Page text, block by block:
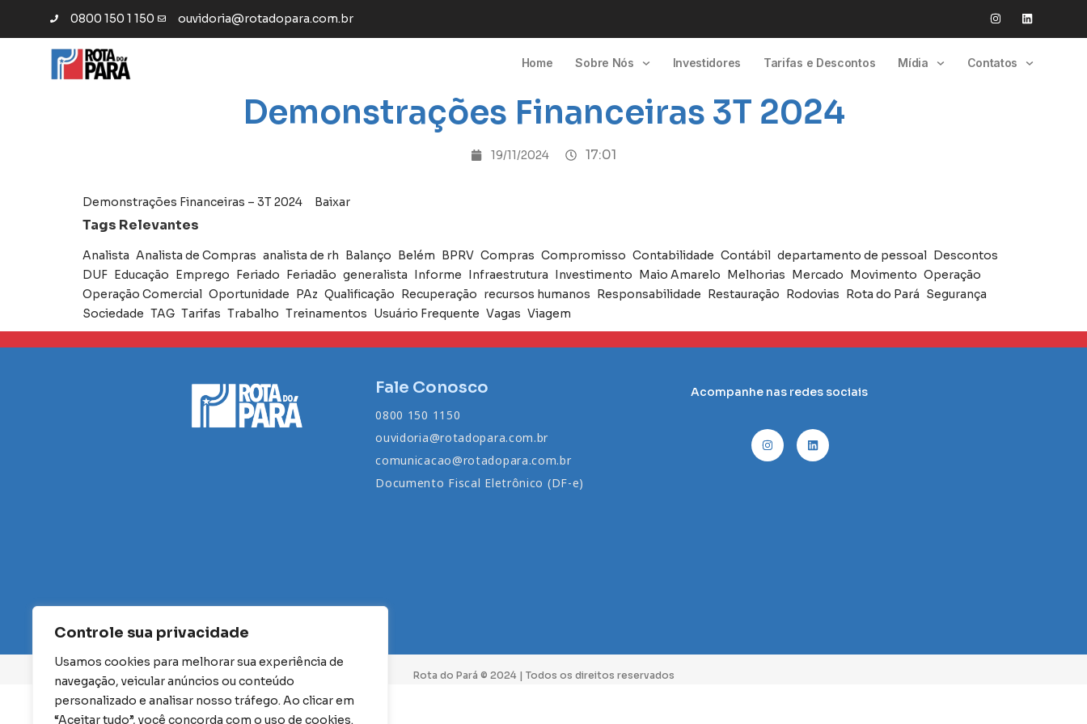
Controle sua privacidade
Usamos cookies para melhorar sua experiência de
navegação, veicular anúncios ou conteúdo
personalizado e analisar nosso tráfego. Ao clicar em
“Aceitar tudo”, você concorda com o uso de cookies.
0800 150 1 150 ouvidoria@rotadopara.com.br
Home Sobre Nós Investidores Tarifas e Descontos Mídia Contatos
Demonstrações Financeiras 3T 2024
19/11/2024 17:01
Demonstrações Financeiras – 3T 2024 Baixar
Tags Relevantes
Analista Analista de Compras analista de rh Balanço Belém BPRV Compras Compromisso Contabilidade Contábil departamento de pessoal
Descontos
DUF
Educação Emprego Feriado Feriadão generalista Informe Infraestrutura Investimento Maio Amarelo Melhorias Mercado Movimento Operação
Operação Comercial Oportunidade PAz Qualificação Recuperação recursos humanos Responsabilidade Restauração Rodovias Rota do Pará Segurança
Sociedade TAG Tarifas Trabalho Treinamentos Usuário Frequente Vagas Viagem
Fale Conosco
0800 150 1150
ouvidoria@rotadopara.com.br
comunicacao@rotadopara.com.br
Documento Fiscal Eletrônico (DF-e)
Acompanhe nas redes sociais
Rota do Pará © 2024 | Todos os direitos reservados